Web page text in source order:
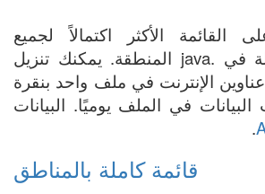
القائمة الأكثر اكتمالاً لجميع
النطاقات المسجلة في .java المنطقة. يمكنك تنزيل
قائمة جميع .java عناوين الإنترنت في ملف واحد بنقرة
في الملف يوميًا. البيانات
.
قائمة كاملة بالمناطق